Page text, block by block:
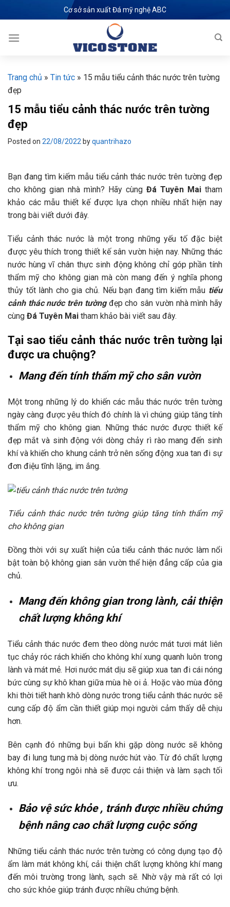
to
Cơ sở sản xuất Đá mỹ nghệ ABC
Trang chủ » Tin tức » 15 mẫu tiểu cảnh thác nước trên tường
đẹp
15 mẫu tiểu cảnh thác nước trên tường
đẹp
Posted on 22/08/2022 byquantrihazo
Bạn đang tìm kiếm mẫu tiểu cảnh thác nước trên tường đẹp
cho không gian nhà mình? Hãy cùng Đá Tuyên Mai tham
khảo các mẫu thiết kế được lựa chọn nhiều nhất hiện nay
trong bài viết dưới đây.
Tiểu cảnh thác nước là một trong những yếu tố đặc biệt
được yêu thích trong thiết kế sân vườn hiện nay. Những thác
nước hùng vĩ chân thực sinh động không chỉ góp phần tính
thẩm mỹ cho không gian mà còn mang đến ý nghĩa phong
thủy tốt lành cho gia chủ. Nếu bạn đang tìm kiếm mẫu tiểu
cảnh thác nước trên tườngđẹp cho sân vườn nhà mình hãy
cùng Đá Tuyên Mai tham khảo bài viết sau đây.
Tại sao tiểu cảnh thác nước trên tường lại
được ưa chuộng?
Mang đến tính thẩm mỹ cho sân vườn
Một trong những lý do khiến các mẫu thác nước trên tường
ngày càng được yêu thích đó chính là vì chúng giúp tăng tính
thẩm mỹ cho không gian. Những thác nước được thiết kế
đẹp mắt và sinh động với dòng chảy rì rào mang đến sinh
khí và khiến cho khung cảnh trở nên sống động xua tan đi sự
đơn điệu tĩnh lặng, im ắng.
Tiểu cảnh thác nước trên tường giúp tăng tính thẩm mỹ
cho không gian
Đồng thời với sự xuất hiện của tiểu cảnh thác nước làm nổi
bật toàn bộ không gian sân vườn thể hiện đẳng cấp của gia
chủ.
Mang đến không gian trong lành, cải thiện
chất lượng không khí
Tiểu cảnh thác nước đem theo dòng nước mát tươi mát liên
tục chảy róc rách khiến cho không khí xung quanh luôn trong
lành và mát mẻ. Hơi nước mát dịu sẽ giúp xua tan đi cái nóng
bức cùng sự khô khan giữa mùa hè oi ả. Hoặc vào mùa đông
khi thời tiết hanh khô dòng nước trong tiểu cảnh thác nước sẽ
cung cấp độ ẩm cần thiết giúp mọi người cảm thấy dễ chịu
hơn.
Bên cạnh đó những bụi bẩn khi gặp dòng nước sẽ không
bay đi lung tung mà bị dòng nước hút vào. Từ đó chất lượng
không khí trong ngôi nhà sẽ được cải thiện và làm sạch tối
ưu.
Bảo vệ sức khỏe , tránh được nhiều chứng
bệnh nâng cao chất lượng cuộc sống
Những tiểu cảnh thác nước trên tường có công dụng tạo độ
ẩm làm mát không khí, cải thiện chất lượng không khí mang
đến môi trường trong lành, sạch sẽ. Nhờ vậy mà rất có lợi
cho sức khỏe giúp tránh được nhiều chứng bệnh.